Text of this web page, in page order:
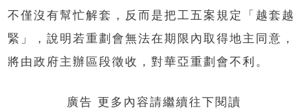
不僅沒有幫忙解套，反而是把工五案規定「越套越
緊」，說明若重劃會無法在期限內取得地主同意，
將由政府主辦區段徵收，對華亞重劃會不利。
廣告 更多內容請繼續往下閱讀